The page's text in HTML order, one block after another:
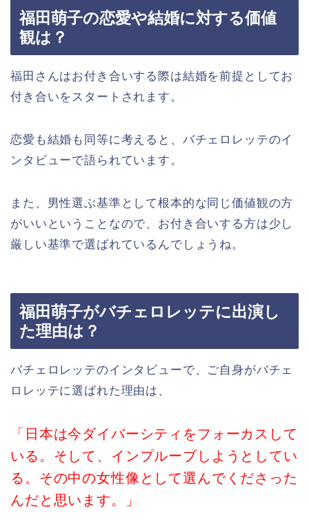
福田萌子の恋愛や結婚に対する価値
観は？
福田さんはお付き合いする際は結婚を前提としてお
付き合いをスタートされます。
恋愛も結婚も同等に考えると、バチェロレッテのイ
ンタビューで語られています。
また、男性選ぶ基準として根本的な同じ価値観の方
がいいということなので、お付き合いする方は少し
厳しい基準で選ばれているんでしょうね。
福田萌子がバチェロレッテに出演し
た理由は？
バチェロレッテのインタビューで、ご自身がバチェ
ロレッテに選ばれた理由は、
「日本は今ダイバーシティをフォーカスして
いる。そして、インプルーブしようとしてい
る。その中の女性像として選んでくださった
んだと思います。」